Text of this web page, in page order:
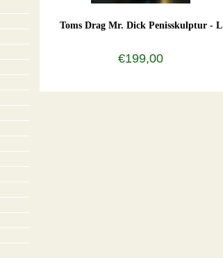
Toms Drag Mr. Dick Penisskulptur - L
€199,00